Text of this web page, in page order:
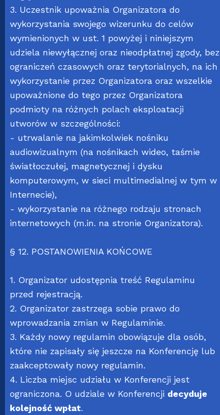
3. Uczestnik upoważnia Organizatora do
wykorzystania swojego wizerunku do celów
wymienionych w ust. 1 powyżej i niniejszym
udziela niewyłącznej oraz nieodpłatnej zgody, bez
ograniczeń czasowych oraz terytorialnych, na ich
wykorzystanie przez Organizatora oraz wszelkie
upoważnione do tego przez Organizatora
podmioty na różnych polach eksploatacji
utworów w szczególności:
- utrwalanie na jakimkolwiek nośniku
audiowizualnym (na nośnikach wideo, taśmie
światłoczułej, magnetycznej i dysku
komputerowym, w sieci multimedialnej w tym w
Internecie),
- wykorzystanie na różnego rodzaju stronach
internetowych (m.in. na stronie Organizatora).
§ 12. POSTANOWIENIA KOŃCOWE
1. Organizator udostępnia treść Regulaminu
przed rejestracją.
2. Organizator zastrzega sobie prawo do
wprowadzania zmian w Regulaminie.
3. Każdy nowy regulamin obowiązuje dla osób,
które nie zapisały się jeszcze na Konferencję lub
zaakceptowały nowy regulamin.
4. Liczba miejsc udziału w Konferencji jest
ograniczona. O udziale w Konferencji decyduje
kolejność wpłat.